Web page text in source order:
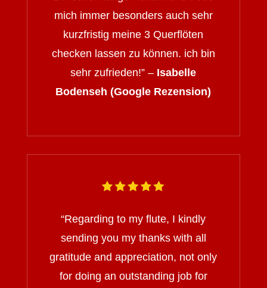
mich immer besonders auch sehr
kurzfristig meine 3 Querflöten
checken lassen zu können. ich bin
sehr zufrieden!” – Isabelle
Bodenseh (Google Rezension)
“Regarding to my flute, I kindly
sending you my thanks with all
gratitude and appreciation, not only
for doing an outstanding job for